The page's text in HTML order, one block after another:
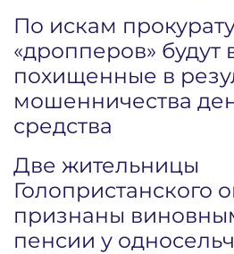
По искам
«дропперов» будут
похищенные в
мошенничества
средства
Две жительницы
Голопристанского
признаны
пенсии у